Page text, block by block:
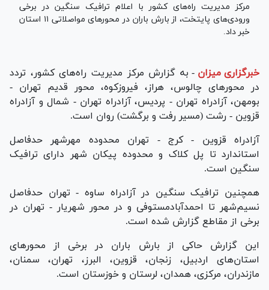
مرکز مدیریت راه‌های کشور با اعلام ترافیک سنگین در برخی
ورودی‌های پایتخت، از بارش باران در محور‌های مواصلاتی ۱۱ استان
خبر داد.
خبرگزاری میزان - به گزارش مرکز مدیریت راه‌های کشور، تردد
در محور‌های چالوس، هراز، فیروزکوه، محور قدیم تهران -
بومهن، آزادراه تهران - پردیس، آزادراه تهران - شمال و آزادراه
قزوین - رشت (مسیر رفت و برگشت) روان است.
آزادراه قزوین - کرج - تهران محدوده مهرشهر حدفاصل
استاندارد تا پل کلاک و محدوده پیکان شهر دارای ترافیک
سنگین است.
همچنین ترافیک سنگین در آزادراه ساوه - تهران حدفاصل
نسیم‌شهر تا احمدآبادمستوفی و در محور شهریار - تهران در
برخی از مقاطع گزارش شده است.
این گزارش حاکی از بارش باران در برخی از محور‌های
استان‌های اردبیل، زنجان، قزوین، البرز، تهران، سمنان،
مازندران، مرکزی، همدان، لرستان و خوزستان است.